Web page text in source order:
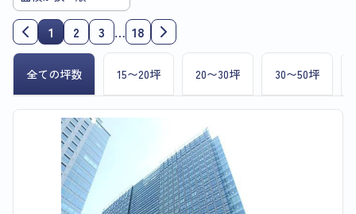
1 2 3 … 18
全ての坪数 15〜20坪 20〜30坪 30〜50坪